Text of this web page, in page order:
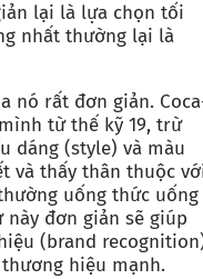
lại là lựa chọn tối
nhất thường lại là
nó rất đơn giản.
từ thế kỹ 19, trừ
dáng (style) và màu
và thấy thân thuộc
uống thức uống
này đơn giản sẽ giúp
(brand
hiệu mạnh.